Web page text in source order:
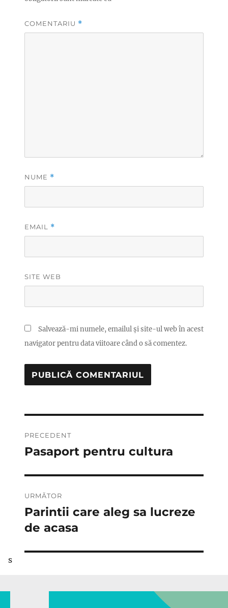
COMENTARIU *
NUME *
EMAIL *
SITE WEB
Salvează-mi numele, emailul și site-ul web în acest
navigator pentru data viitoare când o să comentez.
în
PRECEDENT
Articolul
Pasaport pentru cultura
URMĂTOR
Articolul
următor:
Parintii care aleg sa lucreze
de acasa
s